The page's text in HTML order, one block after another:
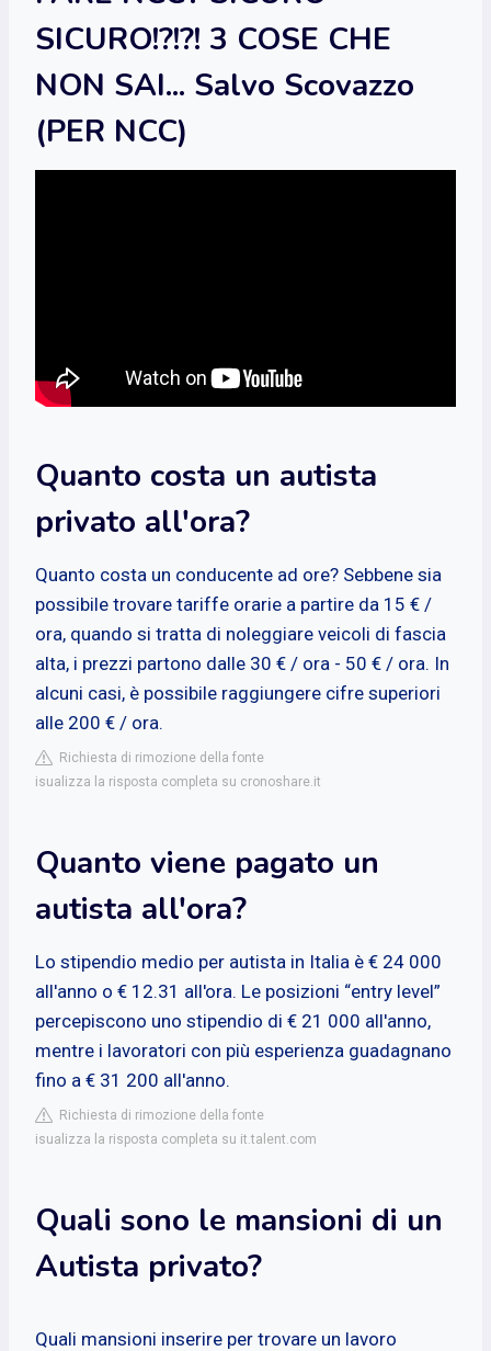
SICURO!?!?! 3 COSE CHE
NON SAI... Salvo Scovazzo
(PER NCC)
Quanto costa un autista
privato all'ora?
Quanto costa un conducente ad ore? Sebbene sia
possibile trovare tariffe orarie a partire da 15 € /
ora, quando si tratta di noleggiare veicoli di fascia
alta, i prezzi partono dalle 30 € / ora - 50 € / ora. In
alcuni casi, è possibile raggiungere cifre superiori
alle 200 € / ora.
Richiesta di rimozione della fonte
isualizza la risposta completa su cronoshare.it
Quanto viene pagato un
autista all'ora?
Lo stipendio medio per autista in Italia è € 24 000
all'anno o € 12.31 all'ora. Le posizioni “entry level”
percepiscono uno stipendio di € 21 000 all'anno,
mentre i lavoratori con più esperienza guadagnano
fino a € 31 200 all'anno.
Richiesta di rimozione della fonte
isualizza la risposta completa su it.talent.com
Quali sono le mansioni di un
Autista privato?
Quali mansioni inserire per trovare un lavoro